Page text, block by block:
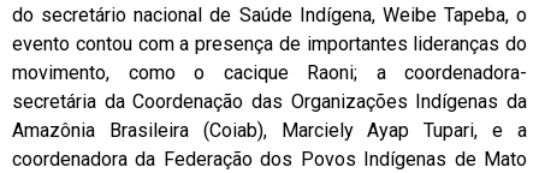
do secretário nacional de Saúde Indígena, Weibe Tapeba, o
evento contou com a presença de importantes lideranças do
movimento, como o cacique Raoni; a coordenadora-
secretária da Coordenação das Organizações Indígenas da
Amazônia Brasileira (Coiab), Marciely Ayap Tupari, e a
coordenadora da Federação dos Povos Indígenas de Mato